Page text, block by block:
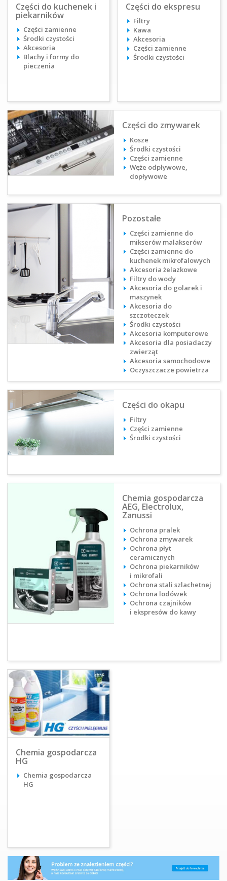
Części do kuchenek i
piekarników
Części zamienne
Środki czystości
Akcesoria
Blachy i formy do
pieczenia
Części do ekspresu
Filtry
Kawa
Akcesoria
Części zamienne
Środki czystości
Części do zmywarek
Kosze
Środki czystości
Części zamienne
Węże odpływowe,
dopływowe
Pozostałe
Części zamienne do
mikserów malakserów
Części zamienne do
kuchenek mikrofalowych
Akcesoria żelazkowe
Filtry do wody
Akcesoria do golarek i
maszynek
Akcesoria do
szczoteczek
Środki czystości
Akcesoria komputerowe​
Akcesoria dla posiadaczy
zwierząt​
Akcesoria samochodowe​
Oczyszczacze powietrza
Części do okapu
Filtry
Części zamienne
Środki czystości
Chemia gospodarcza
AEG, Electrolux,
Zanussi
Ochrona pralek
Ochrona zmywarek
Ochrona płyt
ceramicznych
Ochrona piekarników
i mikrofali
Ochrona stali szlachetnej
Ochrona lodówek
Ochrona czajników
i ekspresów do kawy
Chemia gospodarcza
HG
Chemia gospodarcza
HG